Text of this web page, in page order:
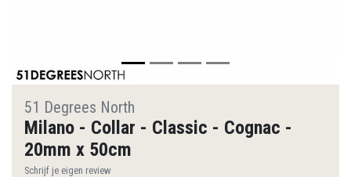
51 Degrees North
Milano - Collar - Classic - Cognac -
20mm x 50cm
Schrijf je eigen review